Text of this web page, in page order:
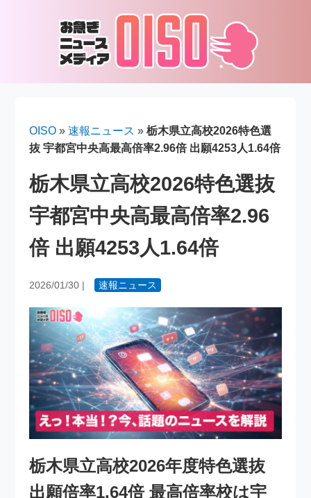
OISO »速報ニュース »栃木県立高校2026特色選
抜 宇都宮中央高最高倍率2.96倍 出願4253人1.64倍
栃木県立高校2026特色選抜
宇都宮中央高最高倍率2.96
倍 出願4253人1.64倍
2026/01/30 | 速報ニュース
栃木県立高校2026年度特色選抜
出願倍率1.64倍 最高倍率校は宇